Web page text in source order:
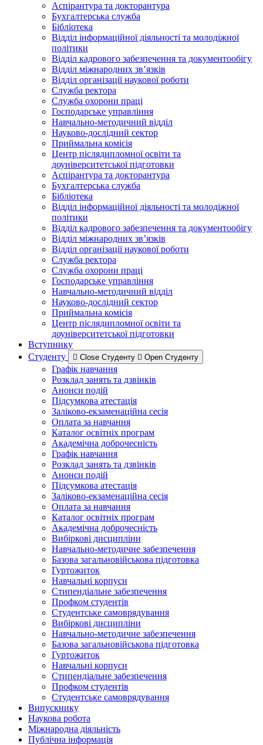
Аспірантура та докторантура
Бухгалтерська служба
Бібліотека
Відділ інформаційної діяльності та молодіжної
політики
Відділ кадрового забезпечення та документообігу
Відділ міжнародних зв’язків
Відділ організації наукової роботи
Служба ректора
Служба охорони праці
Господарське управління
Навчально-методичний відділ
Науково-дослідний сектор
Приймальна комісія
Центр післядипломної освіти та
доуніверситетської підготовки
Аспірантура та докторантура
Бухгалтерська служба
Бібліотека
Відділ інформаційної діяльності та молодіжної
політики
Відділ кадрового забезпечення та документообігу
Відділ міжнародних зв’язків
Відділ організації наукової роботи
Служба ректора
Служба охорони праці
Господарське управління
Навчально-методичний відділ
Науково-дослідний сектор
Приймальна комісія
Центр післядипломної освіти та
доуніверситетської підготовки
Вступнику
Студенту
Close Студенту Open Студенту
Графік навчання
Розклад занять та дзвінків
Анонси подій
Підсумкова атестація
Заліково-екзаменаційна сесія
Оплата за навчання
Каталог освітніх програм
Академічна доброчесність
Графік навчання
Розклад занять та дзвінків
Анонси подій
Підсумкова атестація
Заліково-екзаменаційна сесія
Оплата за навчання
Каталог освітніх програм
Академічна доброчесність
Вибіркові дисципліни
Навчально-методичне забезпечення
Базова загальновійськова підготовка
Гуртожиток
Навчальні корпуси
Стипендіальне забезпечення
Профком студентів
Студентське самоврядування
Вибіркові дисципліни
Навчально-методичне забезпечення
Базова загальновійськова підготовка
Гуртожиток
Навчальні корпуси
Стипендіальне забезпечення
Профком студентів
Студентське самоврядування
Випускнику
Наукова робота
Міжнародна діяльність
Публічна інформація